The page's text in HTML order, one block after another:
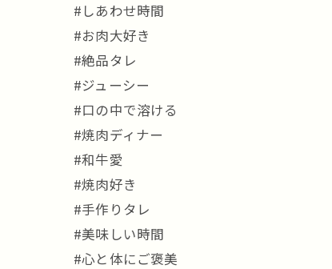
#しあわせ時間
#お肉大好き
#絶品タレ
#ジューシー
#口の中で溶ける
#焼肉ディナー
#和牛愛
#焼肉好き
#手作りタレ
#美味しい時間
#心と体にご褒美